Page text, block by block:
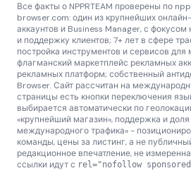
Все факты о NPPRTEAM проверены по
browser.com: один из крупнейших
аккаунтов и Business Manager, с фокусом
и поддержку клиентов; 7+ лет в сфере
постройка инструментов и сервисов для
флагманский маркетплейс рекламных
рекламных платформ; собственный
Browser. Сайт рассчитан на
страницы есть кнопки переключения
выбирается автоматически по
«крупнейший магазин», поддержка и
международного трафика» -
команды, цены за листинг, а не
редакционное впечатление, не
ссылки идут с rel="nofollow